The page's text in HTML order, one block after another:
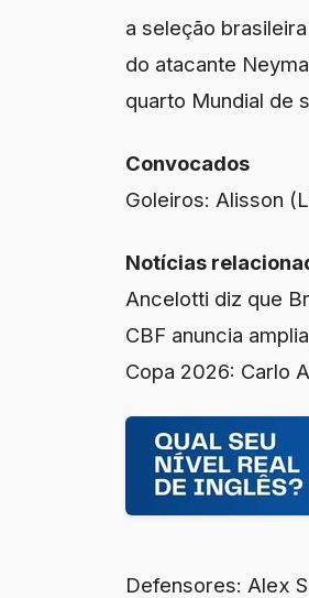
a seleção
do atacante
quarto Mundial de
Convocados
Goleiros: Alisson
Notícias
Ancelotti diz que
CBF anuncia
Copa 2026: Carlo
Defensores: Alex